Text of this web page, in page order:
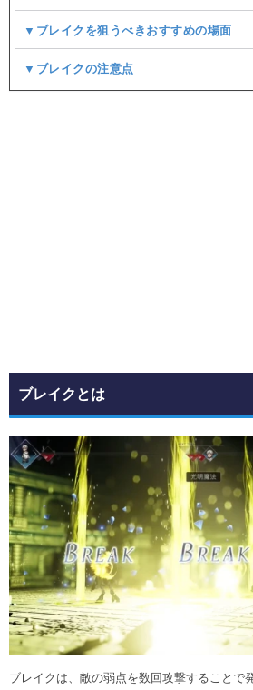
▼ブレイクを狙うべきおすすめの場面
▼ブレイクの注意点
ブレイクとは
ブレイクは、敵の弱点を数回攻撃することで